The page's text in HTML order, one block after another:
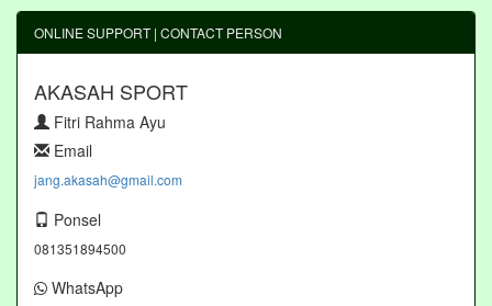
ONLINE SUPPORT | CONTACT PERSON
AKASAH SPORT
Fitri Rahma Ayu
Email
jang.akasah@gmail.com
Ponsel
081351894500
WhatsApp